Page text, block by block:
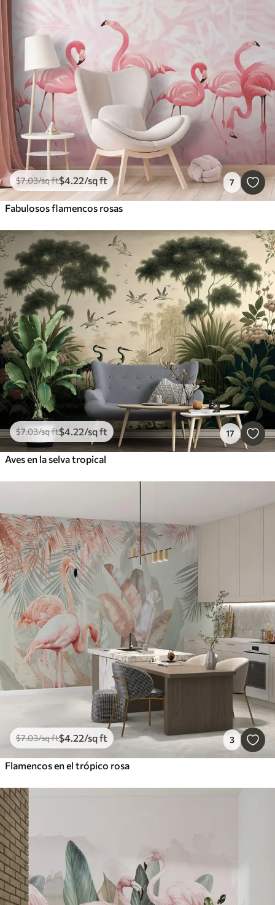
$7.03/sq ft$4.22/sq ft 7
Fabulosos flamencos rosas
$7.03/sq ft$4.22/sq ft 17
Aves en la selva tropical
$7.03/sq ft$4.22/sq ft 3
Flamencos en el trópico rosa